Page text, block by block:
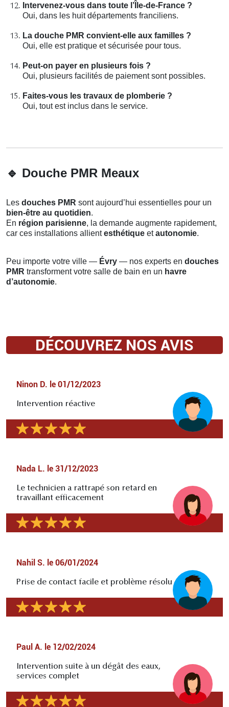
Intervenez-vous dans toute l’Île-de-France ?
Oui, dans les huit départements franciliens.
La douche PMR convient-elle aux familles ?
Oui, elle est pratique et sécurisée pour tous.
Peut-on payer en plusieurs fois ?
Oui, plusieurs facilités de paiement sont possibles.
Faites-vous les travaux de plomberie ?
Oui, tout est inclus dans le service.
🔹 Douche PMR Meaux
Les douches PMR sont aujourd’hui essentielles pour un
bien-être au quotidien.
En région parisienne, la demande augmente rapidement,
car ces installations allientesthétique etautonomie.
Peu importe votre ville — Évry — nos experts en douches
PMR transforment votre salle de bain en un havre
d’autonomie.
DÉCOUVREZ NOS AVIS
Ninon D. le 01/12/2023
Intervention réactive
Nada L. le 31/12/2023
Le technicien a rattrapé son retard en
travaillant efficacement
Nahil S. le 06/01/2024
Prise de contact facile et problème résolu
Paul A. le 12/02/2024
Intervention suite à un dégât des eaux,
services complet